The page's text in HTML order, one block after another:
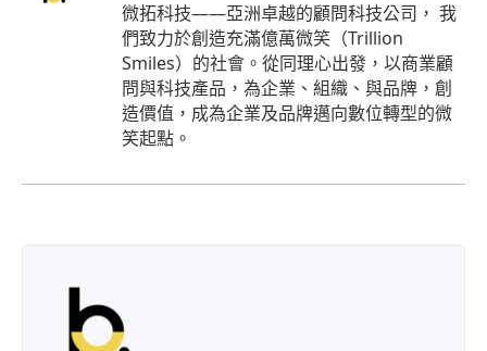
微拓科技——亞洲卓越的顧問科技公司， 我
們致力於創造充滿億萬微笑（Trillion
Smiles）的社會。從同理心出發，以商業顧
問與科技產品，為企業、組織、與品牌，創
造價值，成為企業及品牌邁向數位轉型的微
笑起點。